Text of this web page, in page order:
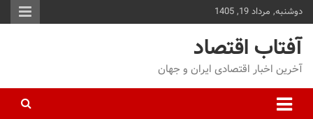
دوشنبه, مرداد 19, 1405
آفتاب اقتصاد
آخرین اخبار اقتصادی ایران و جهان